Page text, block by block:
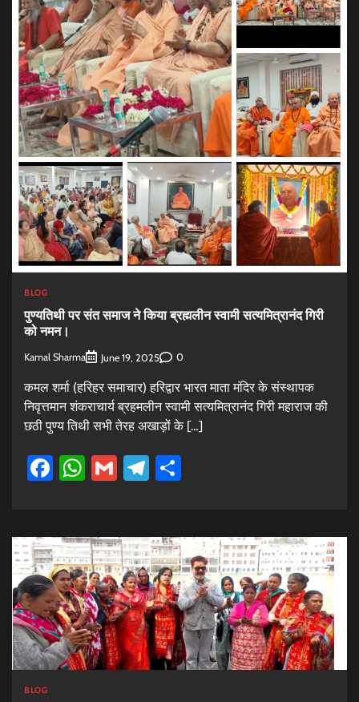
BLOG
पुण्यतिथी पर संत समाज ने किया ब्रह्मलीन स्वामी सत्यमित्रानंद गिरी
को नमन।
Kamal Sharma June 19, 2025 0
कमल शर्मा (हरिहर समाचार) हरिद्वार भारत माता मंदिर के संस्थापक
निवृत्तमान शंकराचार्य ब्रहमलीन स्वामी सत्यमित्रानंद गिरी महाराज की
छठी पुण्य तिथी सभी तेरह अखाड़ों के […]
Facebook
WhatsApp
GmailTelegram
BLOG